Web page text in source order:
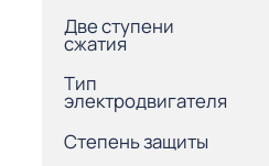
Две ступени
сжатия
Тип
электродвигателя
Степень защиты